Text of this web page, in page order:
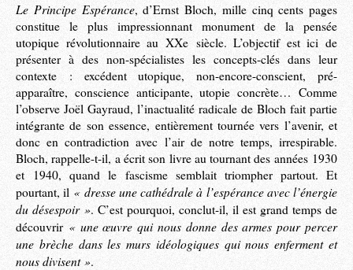
Le Principe Espérance, d’Ernst Bloch, mille cinq cents pages
constitue le plus impressionnant monument de la pensée
utopique révolutionnaire au XXe siècle. L’objectif est ici de
présenter à des non-spécialistes les concepts-clés dans leur
contexte : excédent utopique, non-encore-conscient, pré-
apparaître, conscience anticipante, utopie concrète… Comme
l’observe Joël Gayraud, l’inactualité radicale de Bloch fait partie
intégrante de son essence, entièrement tournée vers l’avenir, et
donc en contradiction avec l’air de notre temps, irrespirable.
Bloch, rappelle-t-il, a écrit son livre au tournant des années 1930
et 1940, quand le fascisme semblait triompher partout. Et
pourtant, il « dresse une cathédrale à l’espérance avec l’énergie
du désespoir ». C’est pourquoi, conclut-il, il est grand temps de
découvrir « une œuvre qui nous donne des armes pour percer
une brèche dans les murs idéologiques qui nous enferment et
nous divisent ».